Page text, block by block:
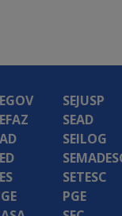
SEJUSP
SEAD
SEILOG
SETESC
PGE